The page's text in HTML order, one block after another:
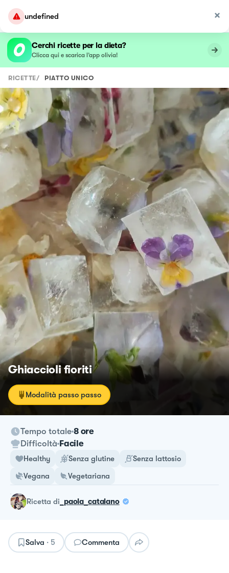
undefined
Cerchi ricette per la dieta?
Clicca qui e scarica l’app olivia!
RICETTE/ PIATTO UNICO
Ghiaccioli fioriti
Modalità passo passo
Tempo totale 8 ore
Difficoltà Facile
Healthy Senza glutine
Senza lattosio
Vegana
Vegetariana
ricetta di _paola_catalano
Salva · 5 Commenta